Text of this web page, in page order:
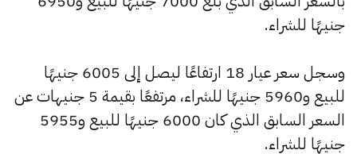
جنيهًا للشراء.
وسجل سعر عيار 18 ارتفاعًا ليصل إلى 6005 جنيهًا
للبيع و5960 جنيهًا للشراء، مرتفعًا بقيمة 5 جنيهات عن
السعر السابق الذي كان 6000 جنيهًا للبيع و5955
جنيهًا للشراء.